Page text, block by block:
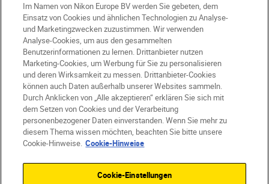
AT Nikon Sites
Kontaktieren Sie uns
Datenschutzhinweis
Nutzungsbedingungen
Geschäftsbedingungen des Nikon Stores
Cookie-Hinweise
Barrierefreiheit
Cookie-Einstellungen
Im Namen von Nikon Europe BV werden Sie gebeten, dem
Einsatz von Cookies und ähnlichen Technologien zu Analyse-
und Marketingzwecken zuzustimmen. Wir verwenden
Analyse-Cookies, um aus den gesammelten
Benutzerinformationen zu lernen. Drittanbieter nutzen
Marketing-Cookies, um Werbung für Sie zu personalisieren
und deren Wirksamkeit zu messen. Drittanbieter-Cookies
können auch Daten außerhalb unserer Websites sammeln.
Durch Anklicken von „Alle akzeptieren“ erklären Sie sich mit
dem Setzen von Cookies und der Verarbeitung
personenbezogener Daten einverstanden. Wenn Sie mehr zu
diesem Thema wissen möchten, beachten Sie bitte unsere
Cookie-Hinweise. Cookie-Hinweise
Cookie-Einstellungen